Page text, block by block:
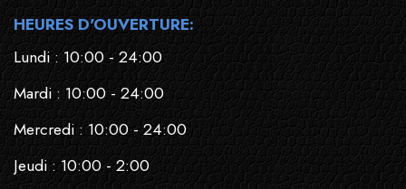
HEURES D'OUVERTURE:
Lundi : 10:00 - 24:00
Mardi : 10:00 - 24:00
Mercredi : 10:00 - 24:00
Jeudi : 10:00 - 2:00